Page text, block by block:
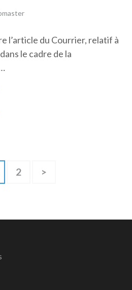
l’article du Courrier, relatif à
le cadre de la
Page
2 >